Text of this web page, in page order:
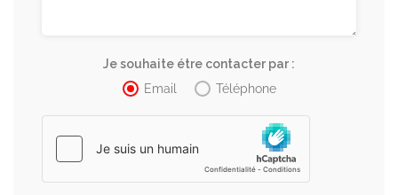
Je souhaite étre contacter par :
Email
Téléphone